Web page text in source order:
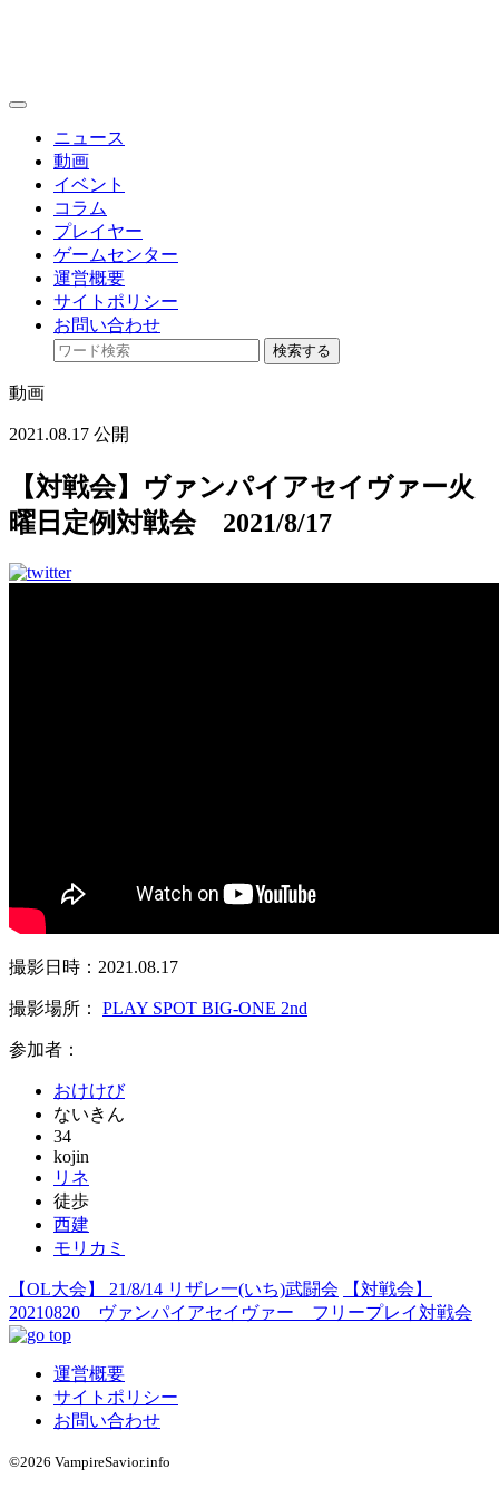
toggle
ニュース
動画
イベント
コラム
プレイヤー
ゲームセンター
運営概要
サイトポリシー
お問い合わせ
検索する
動画
2021.08.17 公開
【対戦会】ヴァンパイアセイヴァー火
曜日定例対戦会 2021/8/17
撮影日時：2021.08.17
撮影場所： PLAY SPOT BIG-ONE 2nd
参加者：
おけけび
ないきん
34
kojin
リネ
徒歩
西建
モリカミ
【OL大会】 21/8/14 リザレ一(いち)武闘会
【対戦会】
20210820 ヴァンパイアセイヴァー フリープレイ対戦会
運営概要
サイトポリシー
お問い合わせ
©2026 VampireSavior.info